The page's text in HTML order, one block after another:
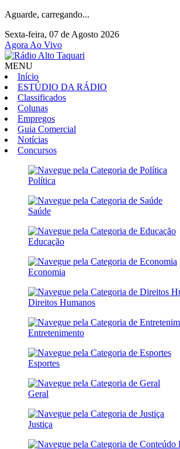
Aguarde, carregando...
Sexta-feira, 07 de Agosto 2026
Agora Ao Vivo
MENU
Início
ESTÚDIO DA RÁDIO
Classificados
Colunas
Empregos
Guia Comercial
Notícias
Concursos
Política
Saúde
Educação
Economia
Direitos Humanos
Entretenimento
Esportes
Geral
Justiça